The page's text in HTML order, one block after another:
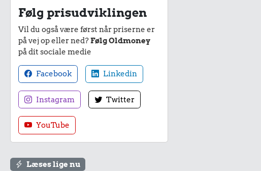
Følg prisudviklingen
Vil du også være først når priserne er
på vej op eller ned?Følg Oldmoney
på dit sociale medie
Facebook Linkedin
Instagram Twitter
YouTube
Læses lige nu